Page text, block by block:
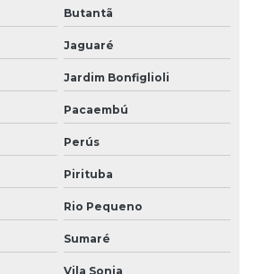
Butantã
Jaguaré
Jardim Bonfiglioli
Pacaembú
Perús
Pirituba
Rio Pequeno
Sumaré
Vila Sonia